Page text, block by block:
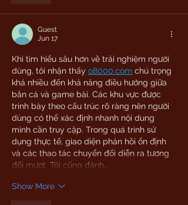
Guest
Jun 17
Khi tìm hiểu sâu hơn về trải nghiệm người
dùng, tôi nhận thấy o8000.com chú trọng
khá nhiều đến khả năng điều hướng giữa
bắn cá và game bài. Các khu vực được
trình bày theo cấu trúc rõ ràng nên người
dùng có thể xác định nhanh nội dung
mình cần truy cập. Trong quá trình sử
dụng thực tế, giao diện phản hồi ổn định
và các thao tác chuyển đổi diễn ra tương
đối mượt. Tôi cũng đánh…
Show More